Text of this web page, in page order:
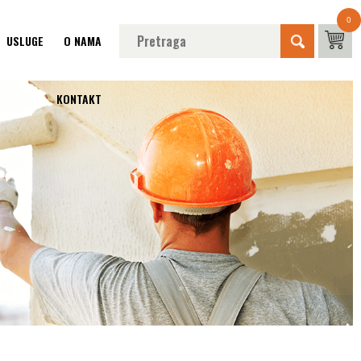
USLUGE O NAMA
KONTAKT
0